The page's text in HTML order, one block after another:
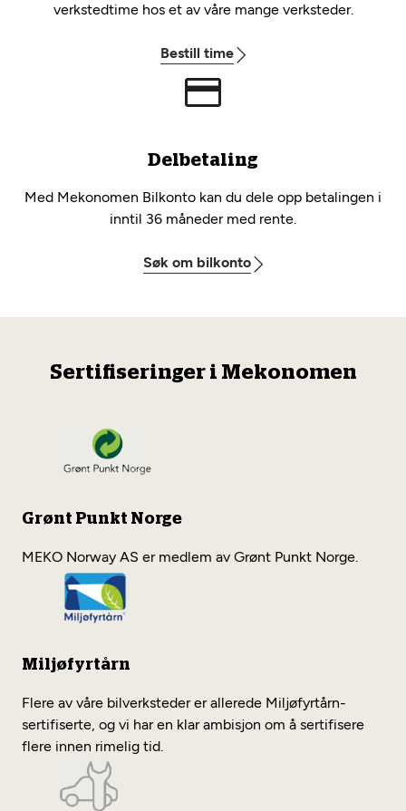
verkstedtime hos et av våre mange verksteder.
Bestill time
Delbetaling
Med Mekonomen Bilkonto kan du dele opp betalingen i
inntil 36 måneder med rente.
Søk om bilkonto
Sertifiseringer i Mekonomen
Grønt Punkt Norge
MEKO Norway AS er medlem av Grønt Punkt Norge.
Miljøfyrtårn
Flere av våre bilverksteder er allerede Miljøfyrtårn-
sertifiserte, og vi har en klar ambisjon om å sertifisere
flere innen rimelig tid.